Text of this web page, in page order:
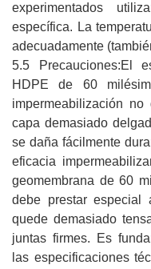
experimentados
específica. La
adecuadamente
5.5 Precauciones:El
HDPE de 60
impermeabilización
capa demasiado
se daña fácilmente
eficacia
geomembrana de 60
debe prestar
quede demasiado
juntas firmes. Es
las especificaciones